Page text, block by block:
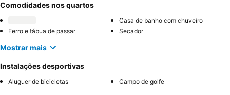
Comodidades nos quartos
Casa de banho com chuveiro
Ferro e tábua de passar
Secador
Mostrar mais
Instalações desportivas
Aluguer de bicicletas Campo de golfe